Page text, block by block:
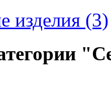
изделия (3)